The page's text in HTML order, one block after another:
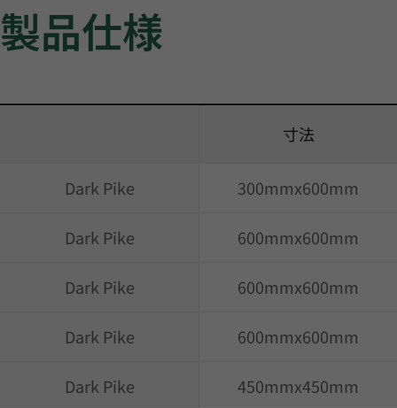
製品仕様
寸法
Dark Pike 300mmx600mm
Dark Pike 600mmx600mm
Dark Pike 600mmx600mm
Dark Pike 600mmx600mm
Dark Pike 450mmx450mm